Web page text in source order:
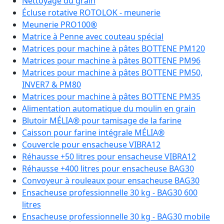
Écluse rotative ROTOLOK - meunerie
Meunerie PRO100®
Matrice à Penne avec couteau spécial
Matrices pour machine à pâtes BOTTENE PM120
Matrices pour machine à pâtes BOTTENE PM96
Matrices pour machine à pâtes BOTTENE PM50,
INVER7 & PM80
Matrices pour machine à pâtes BOTTENE PM35
Alimentation automatique du moulin en grain
Blutoir MÉLIA® pour tamisage de la farine
Caisson pour farine intégrale MÉLIA®
Couvercle pour ensacheuse VIBRA12
Réhausse +50 litres pour ensacheuse VIBRA12
Réhausse +400 litres pour ensacheuse BAG30
Convoyeur à rouleaux pour ensacheuse BAG30
Ensacheuse professionnelle 30 kg - BAG30 600
litres
Ensacheuse professionnelle 30 kg - BAG30 mobile